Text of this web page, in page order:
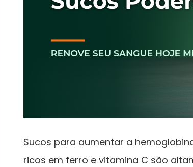
Sucos para aumentar a
ricos em ferro e vitamina C são